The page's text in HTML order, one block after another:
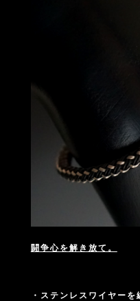
闘争心を解き放て。
・ステンレスワイヤー